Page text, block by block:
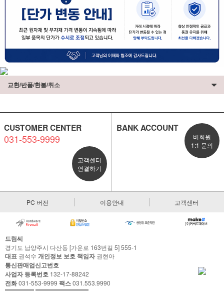
교환/반품/환불/취소
CUSTOMER CENTER
031-553-9999
고객센터
연결하기
BANK ACCOUNT
비회원
1:1 문의
PC 버전 이용안내 고객센터
드림씨
경기도 남양주시 다산동 [가운로 163번길 5] 555-1
대표 권석수 개인정보 보호 책임자권현아
통신판매업신고번호
사업자 등록번호 132-17-88242
전화031-553-9999 팩스031.553.9990